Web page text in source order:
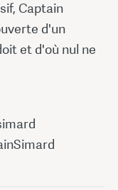
Captain
d'un
et d'où nul ne